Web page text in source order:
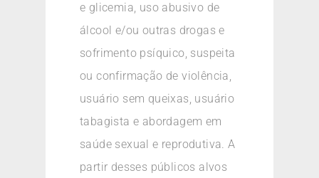
e glicemia, uso abusivo de
álcool e/ou outras drogas e
sofrimento psíquico, suspeita
ou confirmação de violência,
usuário sem queixas, usuário
tabagista e abordagem em
saúde sexual e reprodutiva. A
partir desses públicos alvos